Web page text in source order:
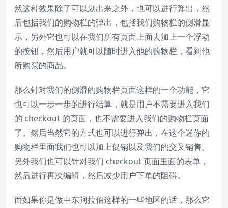
然这种效果除了可以划出来之外，也可以进行弹出，然
后包括我们的购物栏的弹出，包括我们购物栏的侧滑显
示，另外它也可以在我们所有页面上面去加上一个浮动
的按钮，然后用户就可以随时进入他的购物栏，看到他
所购买的商品。
那么针对我们的侧滑的购物栏页面这样的一个功能，它
也可以一步一步的进行结算，就是用户不需要进入我们
的 checkout 的页面，也不需要进入我们的购物栏页面
了。然后当然它的方式也可以进行弹出，在这个迷你的
购物栏里面我们也可以加上促销以及我们的交叉销售。
另外我们也可以针对我们 checkout 页面里面的表单，
然后进行再次编辑，然后减少用户下单的阻碍。
而如果你是做中东阿拉伯这样的一些地区的话，那么它